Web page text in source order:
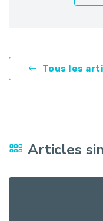
Tous les
Articles